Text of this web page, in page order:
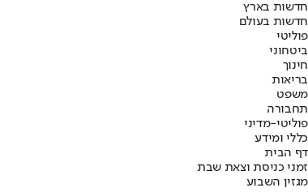
חדשות בארץ
חדשות בעולם
פוליטי
ביטחוני
חינוך
בריאות
משפט
תחבורה
פוליטי-מדיני
כללי ומידע
דף הבית
זמני כניסת וצאת שבת
מגזין השבוע